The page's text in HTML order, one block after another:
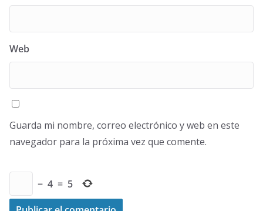
Web
Guarda mi nombre, correo electrónico y web en este
navegador para la próxima vez que comente.
− 4 = 5